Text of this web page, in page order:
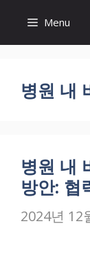
content
Menu
병원 내
병원 내
방안: 협
2024년 12